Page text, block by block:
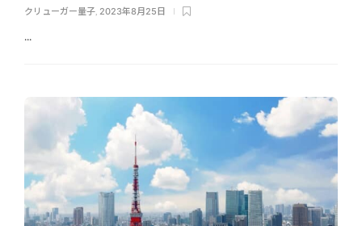
クリューガー量子, 2023年8月25日
...